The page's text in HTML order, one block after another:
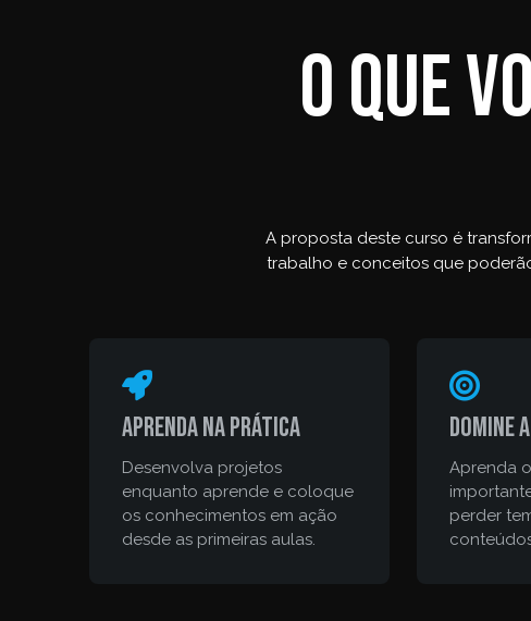
O que
A proposta deste curso é
trabalho e conceitos que
Aprenda na prática
Desenvolva projetos
enquanto aprende e coloque
os conhecimentos em ação
desde as primeiras aulas.
Domine
Aprenda
perder